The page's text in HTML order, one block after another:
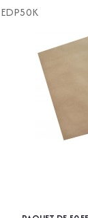
EDP50K